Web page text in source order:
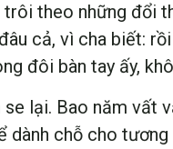
theo những đổi
cả, vì cha biết:
đôi bàn tay ấy,
lại. Bao năm vất
chỗ cho